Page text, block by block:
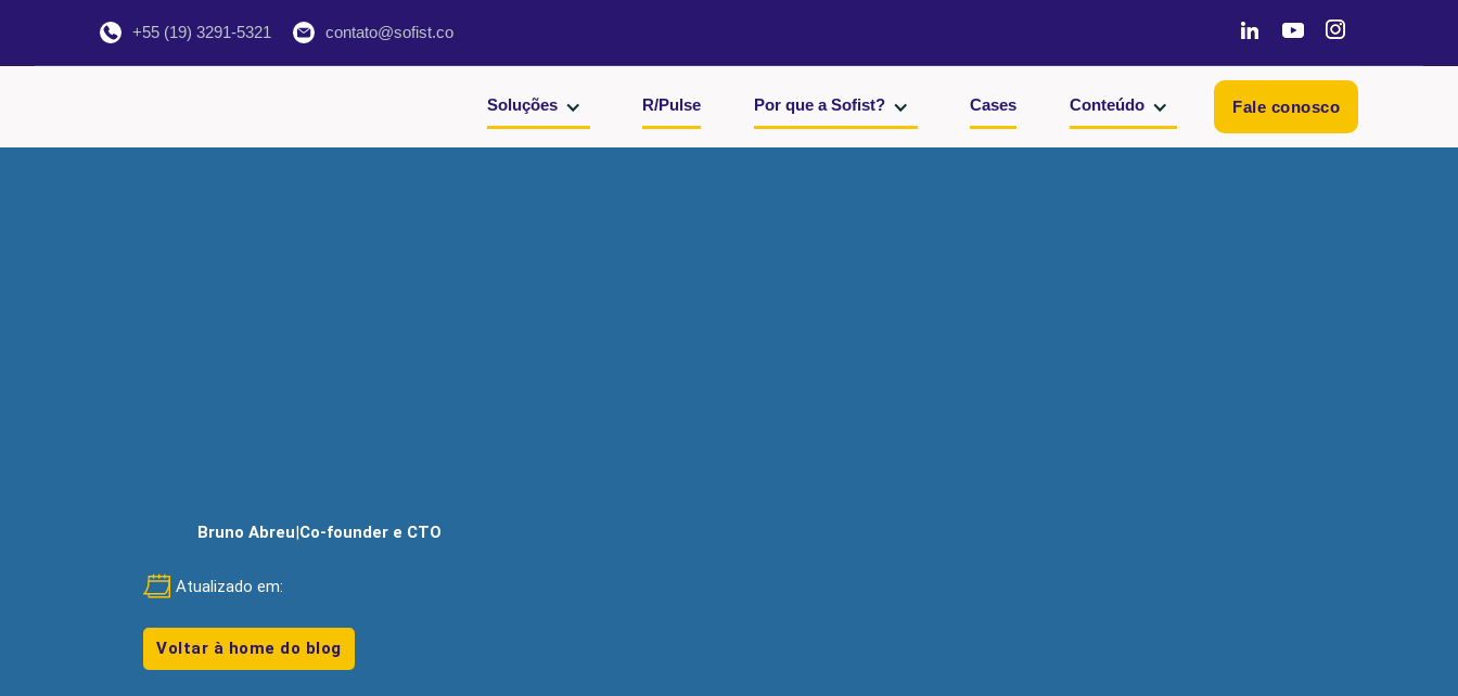
+55 (19) 3291-5321 contato@sofist.co
Soluções R/Pulse Por que a Sofist? Cases Conteúdo Fale conosco
Bruno Abreu|Co-founder e CTO
Atualizado em:
Voltar à home do blog